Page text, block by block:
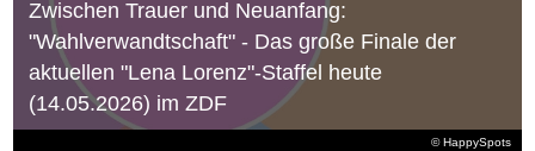
© HappySpots
Zwischen Trauer und Neuanfang:
"Wahlverwandtschaft" - Das große Finale der
aktuellen "Lena Lorenz"-Staffel heute
(14.05.2026) im ZDF